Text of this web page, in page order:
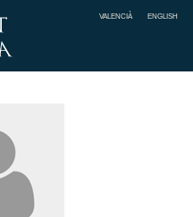
VALENCIÀ ENGLISH